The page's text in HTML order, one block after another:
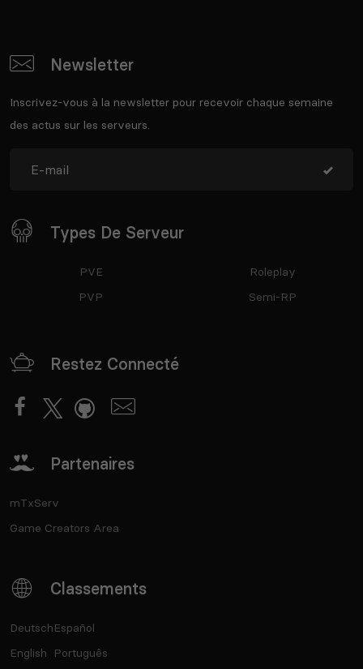
Newsletter
Inscrivez-vous à la newsletter pour recevoir chaque semaine
des actus sur les serveurs.
Types De Serveur
PVE
PVP
Roleplay
Semi-RP
Restez Connecté
Partenaires
mTxServ
Game Creators Area
Classements
Deutsch
English
Español
Português